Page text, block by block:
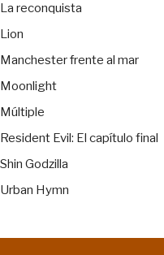
La reconquista
Lion
Manchester frente al mar
Moonlight
Múltiple
Resident Evil: El capítulo final
Shin Godzilla
Urban Hymn